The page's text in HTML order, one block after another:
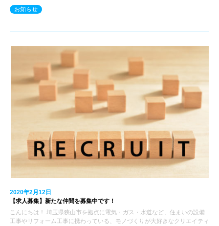
お知らせ
2020年2月12日
【求人募集】新たな仲間を募集中です！
こんにちは！ 埼玉県狭山市を拠点に電気・ガス・水道など、住まいの設備
工事やリフォーム工事に携わっている、モノづくりが大好きなクリエイティ